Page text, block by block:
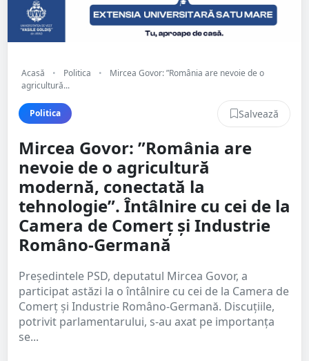
Acasă • Politica •
Mircea Govor: ”România are nevoie de o
agricultură...
Politica Salvează
Mircea Govor: ”România are
nevoie de o agricultură
modernă, conectată la
tehnologie”. Întâlnire cu cei de la
Camera de Comerț și Industrie
Româno-Germană
Președintele PSD, deputatul Mircea Govor, a
participat astăzi la o întâlnire cu cei de la Camera de
Comerț și Industrie Româno-Germană. Discuțiile,
potrivit parlamentarului, s-au axat pe importanța
se...